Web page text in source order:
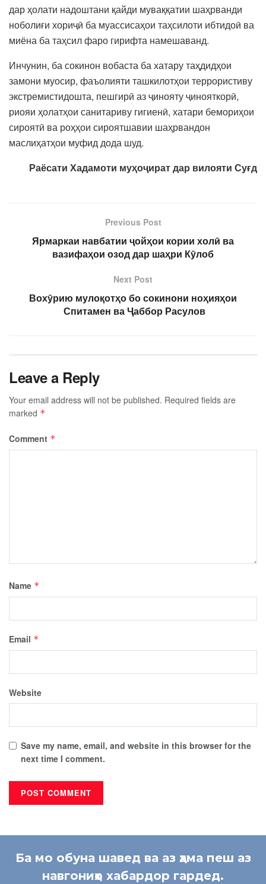
дар ҳолати надоштани қайди муваққатии шаҳрванди
ноболиғи хориҷӣ ба муассисаҳои таҳсилоти ибтидоӣ ва
миёна ба таҳсил фаро гирифта намешаванд.
Инчунин, ба сокинон вобаста ба хатару таҳдидҳои
замони муосир, фаъолияти ташкилотҳои террористиву
экстремистидошта, пешгирӣ аз ҷинояту ҷинояткорӣ,
риояи ҳолатҳои санитариву гигиенӣ, хатари бемориҳои
сироятӣ ва роҳҳои сироятшавии шаҳрвандон
маслиҳатҳои муфид дода шуд.
Раёсати Хадамоти муҳоҷират дар вилояти Суғд
Previous Post
Ярмаркаи навбатии ҷойҳои кории холӣ ва
вазифаҳои озод дар шаҳри Кӯлоб
Next Post
Вохӯрию мулоқотҳо бо сокинони ноҳияҳои
Спитамен ва Ҷаббор Расулов
Leave a Reply
Your email address will not be published. Required fields are
marked *
Comment *
Name *
Email *
Website
Save my name, email, and website in this browser for the
next time I comment.
Ба мо обуна шавед ва аз ҳама пеш аз
навгониҳо хабардор гардед.